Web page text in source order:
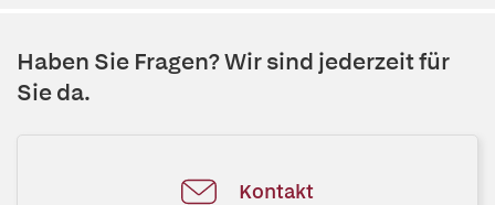
Haben Sie Fragen? Wir sind jederzeit für
Sie da.
Kontakt